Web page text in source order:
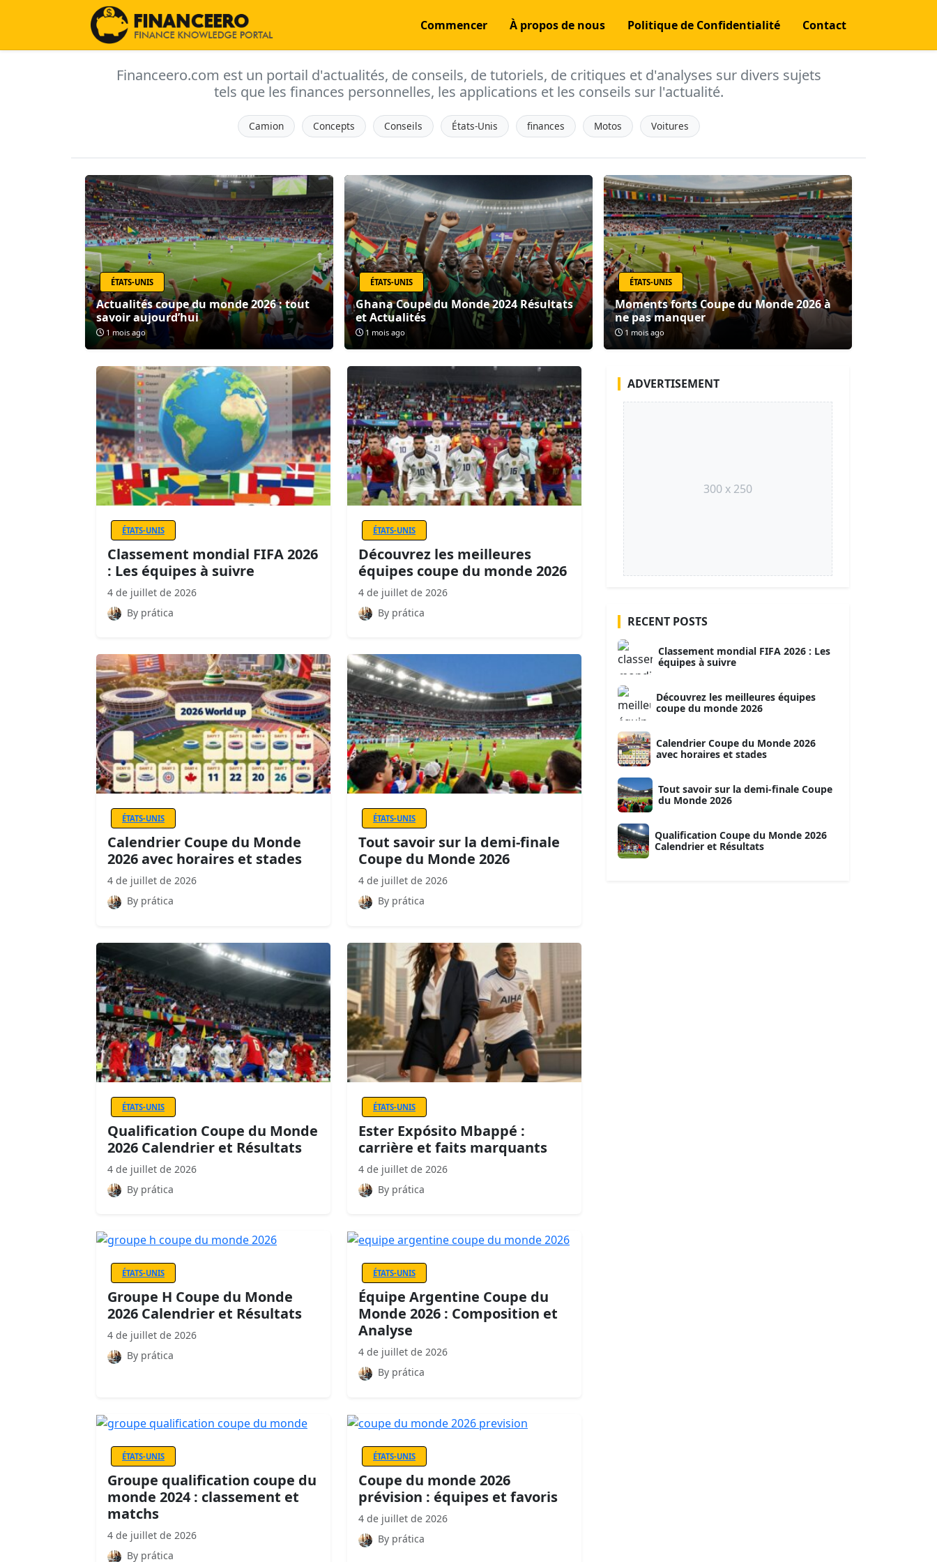
Commencer À propos de nous Politique de Confidentialité Contact
Financeero.com est un portail d'actualités, de conseils, de tutoriels, de critiques et d'analyses sur divers sujets
tels que les finances personnelles, les applications et les conseils sur l'actualité.
Camion Concepts Conseils États-Unis finances Motos Voitures
ÉTATS-UNIS
Actualités coupe du monde 2026 : tout
savoir aujourd’hui
1 mois ago
ÉTATS-UNIS
Ghana Coupe du Monde 2024 Résultats
et Actualités
1 mois ago
ÉTATS-UNIS
Moments forts Coupe du Monde 2026 à
ne pas manquer
1 mois ago
ÉTATS-UNIS
Classement mondial FIFA 2026
: Les équipes à suivre
4 de juillet de 2026
By prática
ÉTATS-UNIS
Découvrez les meilleures
équipes coupe du monde 2026
4 de juillet de 2026
By prática
ÉTATS-UNIS
Calendrier Coupe du Monde
2026 avec horaires et stades
4 de juillet de 2026
By prática
ÉTATS-UNIS
Tout savoir sur la demi-finale
Coupe du Monde 2026
4 de juillet de 2026
By prática
ÉTATS-UNIS
Qualification Coupe du Monde
2026 Calendrier et Résultats
4 de juillet de 2026
By prática
ÉTATS-UNIS
Ester Expósito Mbappé :
carrière et faits marquants
4 de juillet de 2026
By prática
ÉTATS-UNIS
Groupe H Coupe du Monde
2026 Calendrier et Résultats
4 de juillet de 2026
By prática
ÉTATS-UNIS
Équipe Argentine Coupe du
Monde 2026 : Composition et
Analyse
4 de juillet de 2026
By prática
ÉTATS-UNIS
Groupe qualification coupe du
monde 2024 : classement et
matchs
4 de juillet de 2026
By prática
ÉTATS-UNIS
Coupe du monde 2026
prévision : équipes et favoris
4 de juillet de 2026
By prática
ADVERTISEMENT
300 x 250
RECENT POSTS
Classement mondial FIFA 2026 : Les
équipes à suivre
Découvrez les meilleures équipes
coupe du monde 2026
Calendrier Coupe du Monde 2026
avec horaires et stades
Tout savoir sur la demi-finale Coupe
du Monde 2026
Qualification Coupe du Monde 2026
Calendrier et Résultats